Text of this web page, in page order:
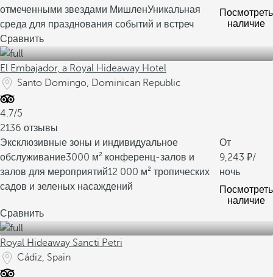
отмеченными звездами МишленУникальная
среда для празднования событий и встреч
Посмотреть
наличие
Сравнить
El Embajador, a Royal Hideaway Hotel
Santo Domingo, Dominican Republic
4.7/5
2136 отзывы
Эксклюзивные зоны и индивидуальное
обслуживание3000 м² конференц-залов и
залов для мероприятий12 000 м² тропических
садов и зеленых насаждений
От
9,243
/
ночь
Посмотреть
наличие
Сравнить
Royal Hideaway Sancti Petri
Cádiz, Spain